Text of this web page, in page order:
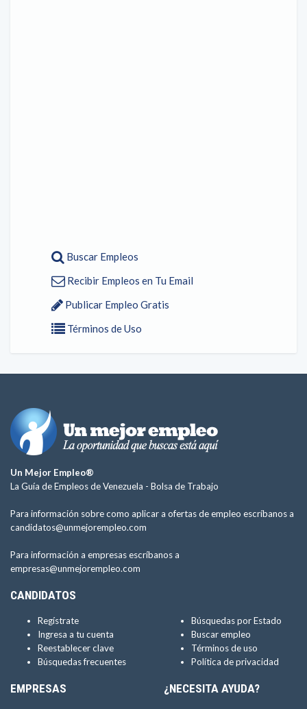
Buscar Empleos
Recibir Empleos en Tu Email
Publicar Empleo Gratis
Términos de Uso
Un Mejor Empleo®
La Guía de Empleos de Venezuela - Bolsa de Trabajo
Para información sobre como aplicar a ofertas de empleo escríbanos a
candidatos@unmejorempleo.com
Para información a empresas escríbanos a
empresas@unmejorempleo.com
CANDIDATOS
Regístrate
Ingresa a tu cuenta
Reestablecer clave
Búsquedas frecuentes
Búsquedas por Estado
Buscar empleo
Términos de uso
Política de privacidad
EMPRESAS ¿NECESITA AYUDA?